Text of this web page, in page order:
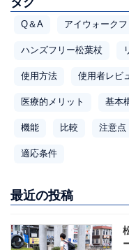
ー
り
Q＆A アイウォークフ
ハンズフリー松葉杖
使用方法 使用者レビ
医療的メリット 基本
機能 比較 注意点
適応条件
最近の投稿